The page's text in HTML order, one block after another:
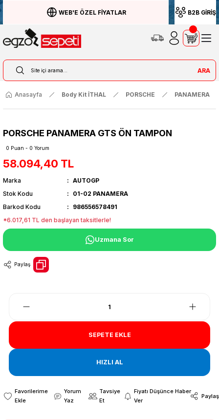
WEB'E ÖZEL FİYATLAR B2B GİRİŞ
ARA
Anasayfa Body Kit İTHAL PORSCHE PANAMERA
PORSCHE PANAMERA GTS ÖN TAMPON
0 Puan - 0 Yorum
58.094,40 TL
Marka
AUTOGP
Stok Kodu
01-02 PANAMERA
Barkod Kodu
986556578491
*6.017,61 TL den başlayan taksitlerle!
Uzmana Sor
Paylaş
SEPETE EKLE
HIZLI AL
Yorum
Yaz
Tavsiye
Et
Fiyatı Düşünce Haber
Ver
Paylaş